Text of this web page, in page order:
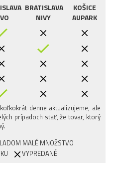
BRATISLAVA
NIVY
KOŠICE
AUPARK
denne aktualizujeme, ale
prípadoch stať, že tovar, ktorý
MALÉ MNOŽSTVO
VYPREDANÉ